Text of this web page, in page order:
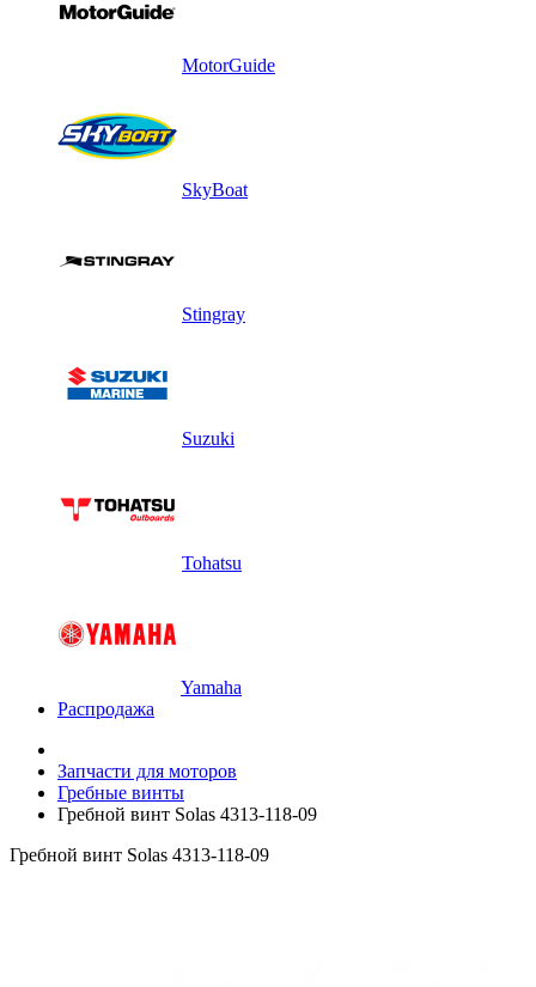
MotorGuide
SkyBoat
Stingray
Suzuki
Tohatsu
Yamaha
Распродажа
Запчасти для моторов
Гребные винты
Гребной винт Solas 4313-118-09
Гребной винт Solas 4313-118-09